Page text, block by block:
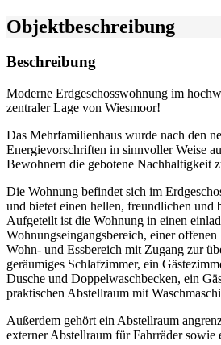
Objekt­beschreibung
Beschreibung
Moderne Erdgeschosswohnung im
zentraler Lage von Wiesmoor!
Das Mehrfamilienhaus wurde nach den
Energievorschriften in sinnvoller Weise
Bewohnern die gebotene Nachhaltigkeit
Die Wohnung befindet sich im
und bietet einen hellen, freundlichen und
Aufgeteilt ist die Wohnung in einen
Wohnungseingangsbereich, einer
Wohn- und Essbereich mit Zugang zur
geräumiges Schlafzimmer, ein
Dusche und Doppelwaschbecken, ein
praktischen Abstellraum mit
Außerdem gehört ein Abstellraum
externer Abstellraum für Fahrräder